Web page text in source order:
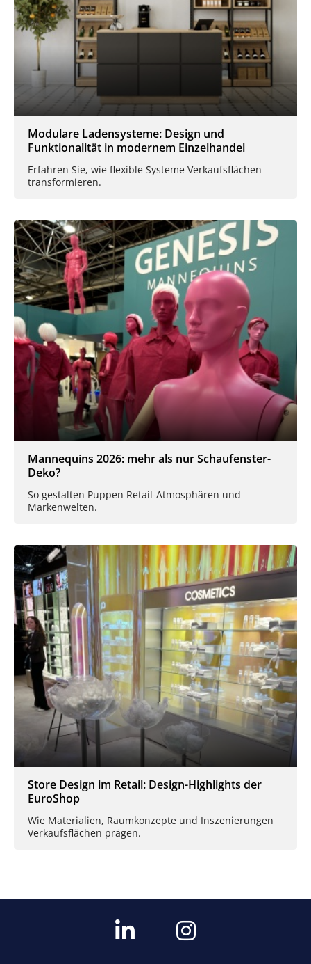
Modulare Ladensysteme: Design und
Funktionalität in modernem Einzelhandel
Erfahren Sie, wie flexible Systeme Verkaufsflächen
transformieren.
Mannequins 2026: mehr als nur Schaufenster-
Deko?
So gestalten Puppen Retail-Atmosphären und
Markenwelten.
Store Design im Retail: Design-Highlights der
EuroShop
Wie Materialien, Raumkonzepte und Inszenierungen
Verkaufsflächen prägen.